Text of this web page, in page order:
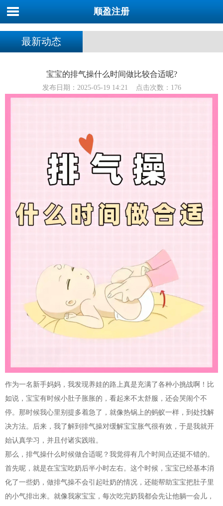
顺盈注册
最新动态
宝宝的排气操什么时间做比较合适呢?
发布日期：2025-05-19 14:21 点击次数：176
作为一名新手妈妈，我发现养娃的路上真是充满了各种小挑战啊！比
如说，宝宝有时候小肚子胀胀的，看起来不太舒服，还会哭闹个不
停。那时候我心里别提多着急了，就像热锅上的蚂蚁一样，到处找解
决方法。后来，我了解到排气操对缓解宝宝胀气很有效，于是我就开
始认真学习，并且付诸实践啦。
那么，排气操什么时候做合适呢？我觉得有几个时间点还挺不错的。
首先呢，就是在宝宝吃奶后半小时左右。这个时候，宝宝已经基本消
化了一些奶，做排气操不会引起吐奶的情况，还能帮助宝宝把肚子里
的小气排出来。就像我家宝宝，每次吃完奶我都会先让他躺一会儿，